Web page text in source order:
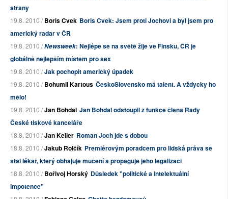
strany
19.8. 2010 /Boris Cvek Boris Cvek: Jsem proti Jochovi a byl jsem pro
americký radar v ČR
19.8. 2010 /Newsweek: Nejlépe se na světě žije ve Finsku, ČR je
globálně nejlepším místem pro sex
19.8. 2010 /Jak pochopit americký úpadek
19.8. 2010 /Bohumil Kartous ČeskoSlovensko má talent. A vždycky ho
mělo!
19.8. 2010 /Jan Bohdal Jan Bohdal odstoupil z funkce člena Rady
České tiskové kanceláře
18.8. 2010 /Jan Keller Roman Joch jde s dobou
18.8. 2010 /Jakub Rolčík Premiérovým poradcem pro lidská práva se
stal lékař, který obhajuje mučení a propaguje jeho legalizaci
18.8. 2010 /Bořivoj Horský Důsledek "politické a intelektuální
impotence"